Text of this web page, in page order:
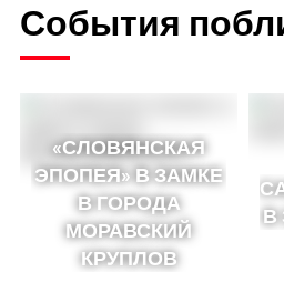
События
«СЛОВЯНСКАЯ
ЭПОПЕЯ» В ЗАМКЕ
В ГОРОДА
МОРАВСКИЙ
КРУПЛОВ
В